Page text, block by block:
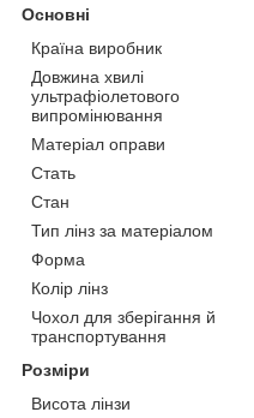
Основні
Країна виробник
Довжина хвилі
ультрафіолетового
випромінювання
Матеріал оправи
Стать
Стан
Тип лінз за матеріалом
Форма
Колір лінз
Чохол для зберігання й
транспортування
Розміри
Висота лінзи